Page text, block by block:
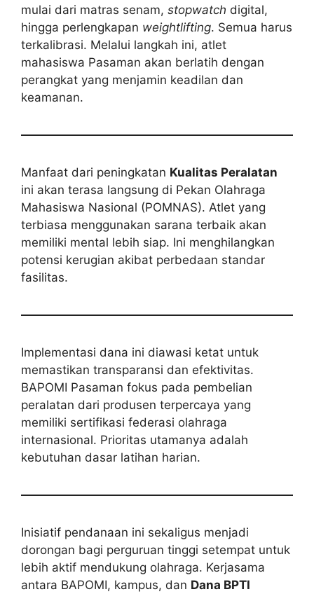
mulai dari matras senam, stopwatch digital,
hingga perlengkapan weightlifting. Semua harus
terkalibrasi. Melalui langkah ini, atlet
mahasiswa Pasaman akan berlatih dengan
perangkat yang menjamin keadilan dan
keamanan.
Manfaat dari peningkatan Kualitas Peralatan
ini akan terasa langsung di Pekan Olahraga
Mahasiswa Nasional (POMNAS). Atlet yang
terbiasa menggunakan sarana terbaik akan
memiliki mental lebih siap. Ini menghilangkan
potensi kerugian akibat perbedaan standar
fasilitas.
Implementasi dana ini diawasi ketat untuk
memastikan transparansi dan efektivitas.
BAPOMI Pasaman fokus pada pembelian
peralatan dari produsen terpercaya yang
memiliki sertifikasi federasi olahraga
internasional. Prioritas utamanya adalah
kebutuhan dasar latihan harian.
Inisiatif pendanaan ini sekaligus menjadi
dorongan bagi perguruan tinggi setempat untuk
lebih aktif mendukung olahraga. Kerjasama
antara BAPOMI, kampus, dan Dana BPTI